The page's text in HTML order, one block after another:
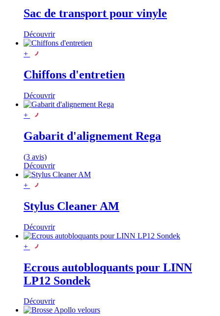
Sac de transport pour vinyle
Découvrir
+
Chiffons d'entretien
Découvrir
+
Gabarit d'alignement Rega
(3 avis)
Découvrir
+
Stylus Cleaner AM
Découvrir
+
Ecrous autobloquants pour LINN
LP12 Sondek
Découvrir